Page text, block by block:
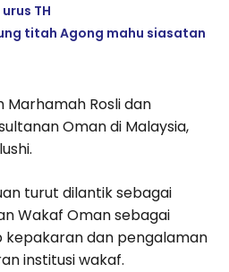
TH
titah Agong mahu siasatan
Marhamah Rosli dan
Oman di Malaysia,
turut dilantik sebagai
Wakaf Oman sebagai
dan pengalaman
institusi wakaf.